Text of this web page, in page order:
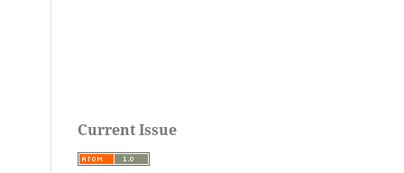
Current Issue